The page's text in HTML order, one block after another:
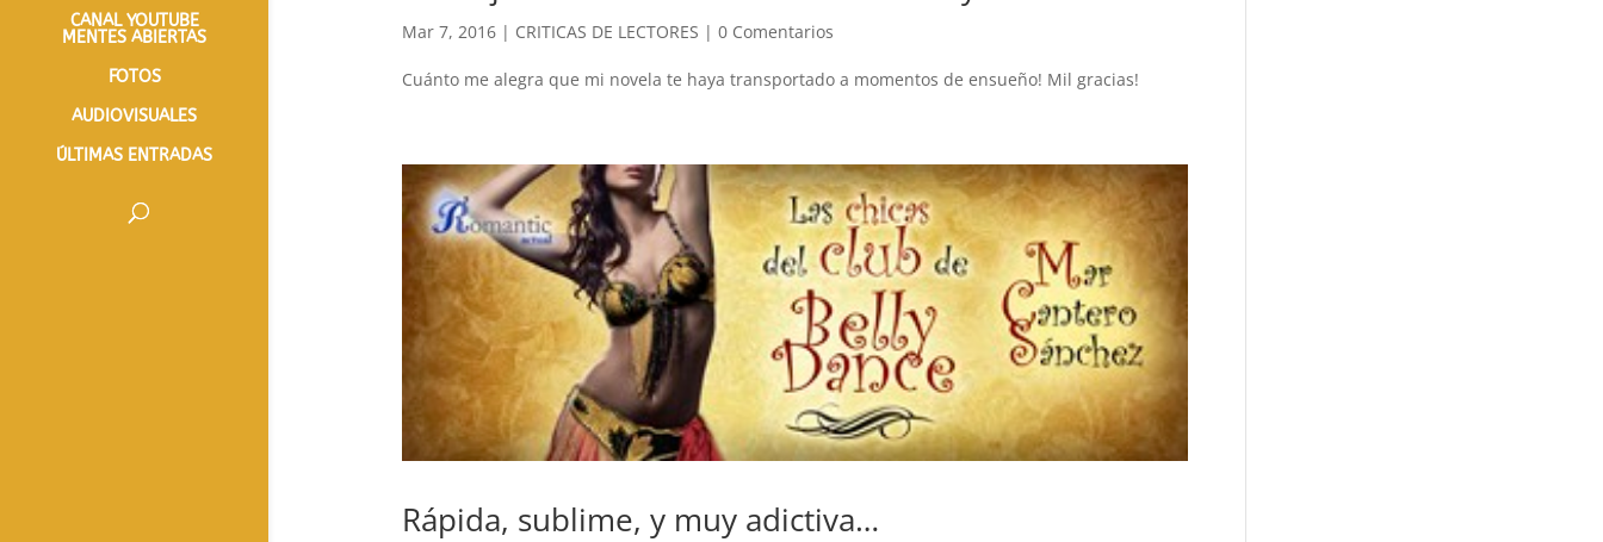
CANAL YOUTUBE
MENTES ABIERTAS
FOTOS
AUDIOVISUALES
ÚLTIMAS ENTRADAS
Mar 7, 2016| CRITICAS DE LECTORES | 0 Comentarios
Cuánto me alegra que mi novela te haya transportado a momentos de ensueño! Mil gracias!
Rápida, sublime, y muy adictiva…